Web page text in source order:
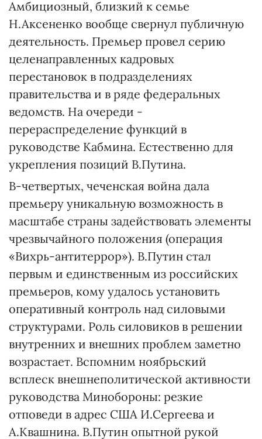
Амбициозный, близкий к семье
Н.Аксененко вообще свернул публичную
деятельность. Премьер провел серию
целенаправленных кадровых
перестановок в подразделениях
правительства и в ряде федеральных
ведомств. На очереди -
перераспределение функций в
руководстве Кабмина. Естественно для
укрепления позиций В.Путина.
В-четвертых, чеченская война дала
премьеру уникальную возможность в
масштабе страны задействовать элементы
чрезвычайного положения (операция
«Вихрь-антитеррор»). В.Путин стал
первым и единственным из российских
премьеров, кому удалось установить
оперативный контроль над силовыми
структурами. Роль силовиков в решении
внутренних и внешних проблем заметно
возрастает. Вспомним ноябрьский
всплеск внешнеполитической активности
руководства Минобороны: резкие
отповеди в адрес США И.Сергеева и
А.Квашнина. В.Путин опытной рукой